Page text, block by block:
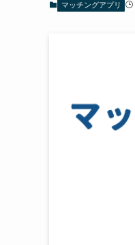
マッチングアプリ